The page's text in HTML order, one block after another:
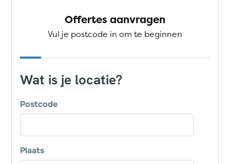
Offertes aanvragen
Vul je postcode in om te beginnen